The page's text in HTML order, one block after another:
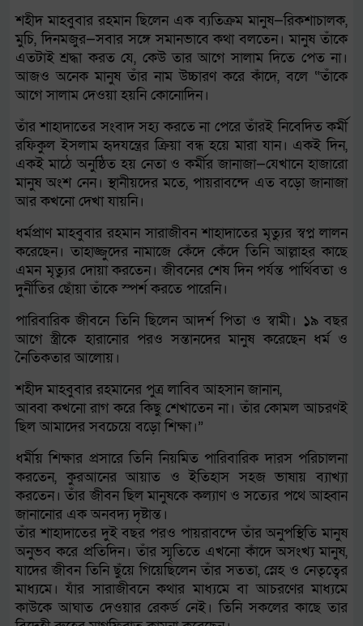
শহীদ মাহবুবার রহমান ছিলেন এক ব্যতিক্রম মানুষ—রিকশাচালক,
মুচি, দিনমজুর—সবার সঙ্গে সমানভাবে কথা বলতেন। মানুষ তাঁকে
এতটাই শ্রদ্ধা করত যে, কেউ তার আগে সালাম দিতে পেত না।
আজও অনেক মানুষ তাঁর নাম উচ্চারণ করে কাঁদে, বলে “তাঁকে
আগে সালাম দেওয়া হয়নি কোনোদিন।
তাঁর শাহাদাতের সংবাদ সহ্য করতে না পেরে তাঁরই নিবেদিত কর্মী
রফিকুল ইসলাম হৃদযন্ত্রের ক্রিয়া বন্ধ হয়ে মারা যান। একই দিন,
একই মাঠে অনুষ্ঠিত হয় নেতা ও কর্মীর জানাজা—যেখানে হাজারো
মানুষ অংশ নেন। স্থানীয়দের মতে, পায়রাবন্দে এত বড়ো জানাজা
আর কখনো দেখা যায়নি।
ধর্মপ্রাণ মাহবুবার রহমান সারাজীবন শাহাদাতের মৃত্যুর স্বপ্ন লালন
করেছেন। তাহাজ্জুদের নামাজে কেঁদে কেঁদে তিনি আল্লাহর কাছে
এমন মৃত্যুর দোয়া করতেন। জীবনের শেষ দিন পর্যন্ত পার্থিবতা ও
দুর্নীতির ছোঁয়া তাঁকে স্পর্শ করতে পারেনি।
পারিবারিক জীবনে তিনি ছিলেন আদর্শ পিতা ও স্বামী। ১৯ বছর
আগে স্ত্রীকে হারানোর পরও সন্তানদের মানুষ করেছেন ধর্ম ও
নৈতিকতার আলোয়।
শহীদ মাহবুবার রহমানের পুত্র লাবিব আহসান জানান,
আব্বা কখনো রাগ করে কিছু শেখাতেন না। তাঁর কোমল আচরণই
ছিল আমাদের সবচেয়ে বড়ো শিক্ষা।”
ধর্মীয় শিক্ষার প্রসারে তিনি নিয়মিত পারিবারিক দারস পরিচালনা
করতেন, কুরআনের আয়াত ও ইতিহাস সহজ ভাষায় ব্যাখ্যা
করতেন। তাঁর জীবন ছিল মানুষকে কল্যাণ ও সত্যের পথে আহ্বান
জানানোর এক অনবদ্য দৃষ্টান্ত।
তাঁর শাহাদাতের দুই বছর পরও পায়রাবন্দে তাঁর অনুপস্থিতি মানুষ
অনুভব করে প্রতিদিন। তাঁর স্মৃতিতে এখনো কাঁদে অসংখ্য মানুষ,
যাদের জীবন তিনি ছুঁয়ে গিয়েছিলেন তাঁর সততা, স্নেহ ও নেতৃত্বের
মাধ্যমে। যাঁর সারাজীবনে কথার মাধ্যমে বা আচরণের মাধ্যমে
কাউকে আঘাত দেওয়ার রেকর্ড নেই। তিনি সকলের কাছে তার